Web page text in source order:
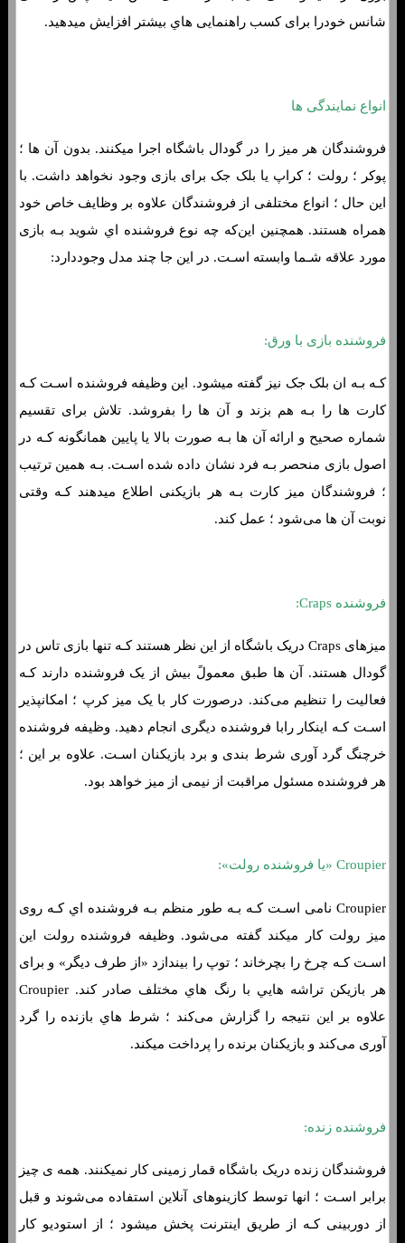
شانس خودرا برای کسب راهنمایی هاي‌ بیشتر افزایش میدهید.
انواع نمایندگی ها
فروشندگان هر میز را در گودال باشگاه اجرا میکنند. بدون آن ها ؛
پوکر ؛ رولت ؛ کراپ یا بلک جک برای بازی وجود نخواهد داشت. با
این حال ؛ انواع مختلفی از فروشندگان علاوه بر وظایف خاص خود
همراه هستند. همچنین این‌که چه نوع فروشنده اي شوید بـه بازی
مورد علاقه شـما وابسته اسـت. در این جا چند مدل وجوددارد:
فروشنده بازی با ورق:
کـه بـه ان بلک جک نیز گفته میشود. این وظیفه فروشنده اسـت کـه
کارت ها را بـه هم بزند و آن ها را بفروشد. تلاش برای تقسیم
شماره صحیح و ارائه آن ها بـه صورت بالا یا پایین همانگونه کـه در
اصول بازی منحصر بـه فرد نشان داده شده اسـت. بـه همین ترتیب
؛ فروشندگان میز کارت بـه هر بازیکنی اطلاع میدهند کـه وقتی
نوبت آن ها می‌شود ؛ عمل کند.
فروشنده Craps:
میزهای Craps دریک باشگاه از این نظر هستند کـه تنها بازی تاس در
گودال هستند. آن ها طبق معمولً بیش از یک فروشنده دارند کـه
فعالیت را تنظیم می‌کند. درصورت کار با یک میز کرپ ؛ امکانپذیر
اسـت کـه اینکار رابا فروشنده دیگری انجام دهید. وظیفه فروشنده
خرچنگ گرد آوری شرط بندی و برد بازیکنان اسـت. علاوه بر این ؛
هر فروشنده مسئول مراقبت از نیمی از میز خواهد بود.
Croupier «یا فروشنده رولت»:
Croupier نامی اسـت کـه بـه طور منظم بـه فروشنده اي کـه روی
میز رولت کار میکند گفته می‌شود. وظیفه فروشنده رولت این
اسـت کـه چرخ را بچرخاند ؛ توپ را بیندازد «از طرف دیگر» و برای
هر بازیکن تراشه هایي با رنگ هاي مختلف صادر کند. Croupier
علاوه بر این نتیجه را گزارش می‌کند ؛ شرط هاي‌ بازنده را گرد
آوری می‌کند و بازیکنان برنده را پرداخت میکند.
فروشنده زنده:
فروشندگان زنده دریک باشگاه قمار زمینی کار نمیکنند. همه ی چیز
برابر اسـت ؛ انها توسط کازینوهای آنلاین استفاده می‌شوند و قبل
از دوربینی کـه از طریق اینترنت پخش میشود ؛ از استودیو کار